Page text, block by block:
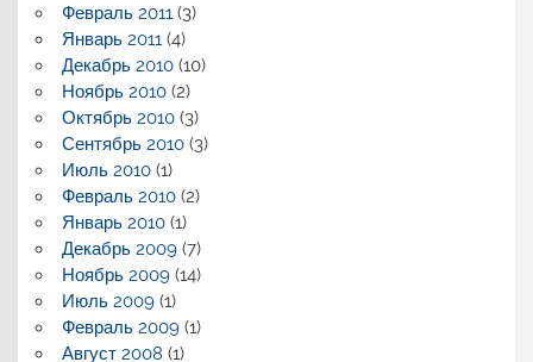
Февраль 2011(3)
Январь 2011(4)
Декабрь 2010(10)
Ноябрь 2010(2)
Октябрь 2010(3)
Сентябрь 2010(3)
Июль 2010(1)
Февраль 2010(2)
Январь 2010(1)
Декабрь 2009(7)
Ноябрь 2009(14)
Июль 2009(1)
Февраль 2009(1)
Август 2008 (1)